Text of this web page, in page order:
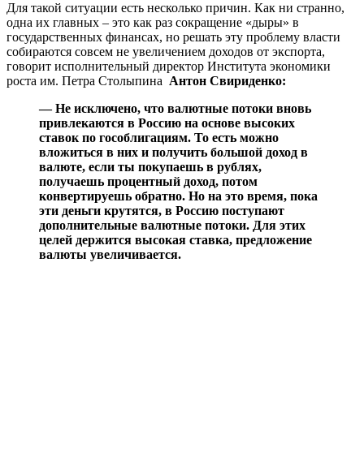
Для такой ситуации есть несколько причин. Как ни странно,
одна их главных – это как раз сокращение «дыры» в
государственных финансах, но решать эту проблему власти
собираются совсем не увеличением доходов от экспорта,
говорит исполнительный директор Института экономики
роста им. Петра Столыпина Антон Свириденко:
— Не исключено, что валютные потоки вновь
привлекаются в Россию на основе высоких
ставок по гособлигациям. То есть можно
вложиться в них и получить большой доход в
валюте, если ты покупаешь в рублях,
получаешь процентный доход, потом
конвертируешь обратно. Но на это время, пока
эти деньги крутятся, в Россию поступают
дополнительные валютные потоки. Для этих
целей держится высокая ставка, предложение
валюты увеличивается.